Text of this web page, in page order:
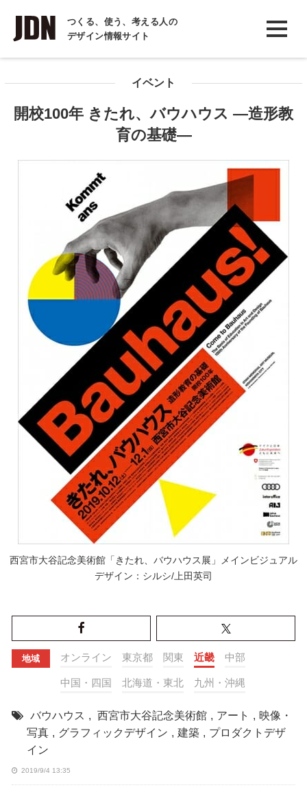
つくる、使う、考える人の
デザイン情報サイト
INTERVIEW
インタビュー
イベント
開校100年 きたれ、バウハウス ―造形教
育の基礎―
西宮市大谷記念美術館「きたれ、バウハウス展」メインビジュアル
デザイン：シルシ/上田英司
地域 オンライン 東京都 関東 近畿 中部
中国・四国 北海道・東北 九州・沖縄
バウハウス , 西宮市大谷記念美術館 , アート , 映像・
写真 , グラフィックデザイン , 建築 , プロダクトデザ
イン
2019/9/4 13:35